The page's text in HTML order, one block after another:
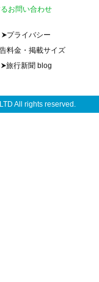
お問い合わせ
プライバシー
料金・掲載サイズ
旅行新聞 blog
All rights reserved.